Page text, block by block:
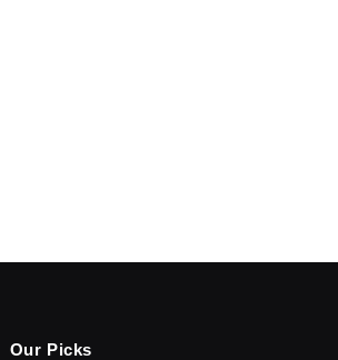
Our Picks